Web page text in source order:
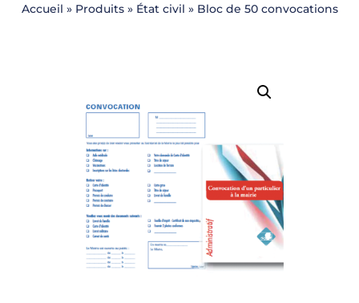
Accueil » Produits» État civil » Bloc de 50 convocations